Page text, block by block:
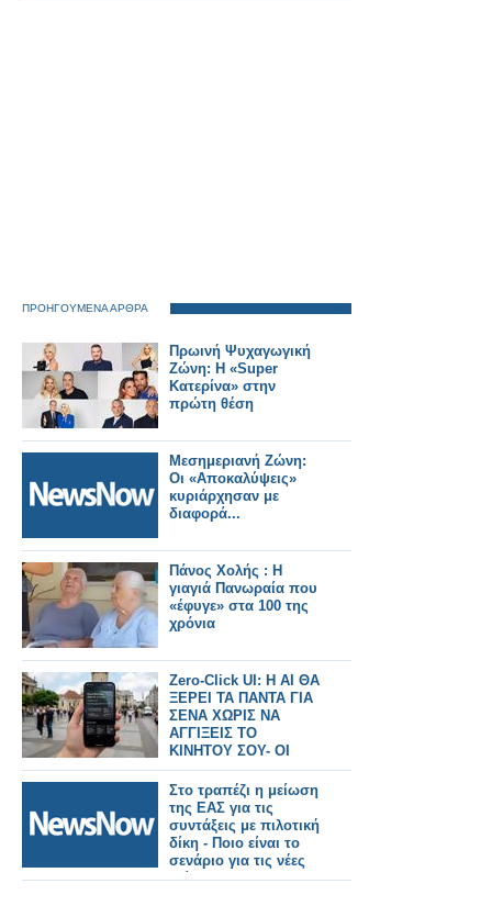
ΠΡΟΗΓΟΥΜΕΝΑ ΑΡΘΡΑ
Πρωινή Ψυχαγωγική
Ζώνη: Η «Super
Κατερίνα» στην
πρώτη θέση
Μεσημεριανή Ζώνη:
Οι «Αποκαλύψεις»
κυριάρχησαν με
διαφορά...
Πάνος Χολής : Η
γιαγιά Πανωραία που
«έφυγε» στα 100 της
χρόνια
Zero-Click UI: H AI ΘΑ
ΞΕΡΕΙ ΤΑ ΠΑΝΤΑ ΓΙΑ
ΣΕΝΑ ΧΩΡΙΣ ΝΑ
ΑΓΓΙΞΕΙΣ ΤΟ
ΚΙΝΗΤΟΥ ΣΟΥ- ΟΙ
ΚΙΝΔΥΝΟΙ
Στο τραπέζι η μείωση
της ΕΑΣ για τις
συντάξεις με πιλοτική
δίκη - Ποιο είναι το
σενάριο για τις νέες
κλίμακες.